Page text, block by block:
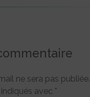
ne sera pas publiée.
avec *